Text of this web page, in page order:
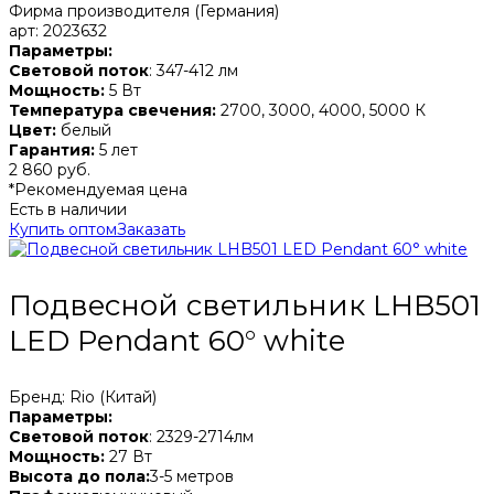
Фирма производителя (Германия)
арт: 2023632
Параметры:
Световой поток: 347-412 лм
Мощность: 5 Вт
Температура свечения: 2700, 3000, 4000, 5000 К
Цвет: белый
Гарантия: 5 лет
2 860 руб.
*Рекомендуемая цена
Есть в наличии
Купить оптомЗаказать
Подвесной светильник LHB501
LED Pendant 60° white
Бренд: Rio (Китай)
Параметры:
Световой поток: 2329-2714лм
Мощность: 27 Вт
Высота до пола:3-5 метров